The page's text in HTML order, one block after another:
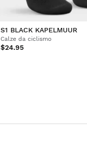
S1 BLACK KAPELMUUR
Calze da ciclismo
$24.95